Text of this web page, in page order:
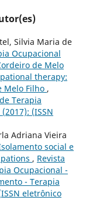
Silvia Maria de
Ocupacional
de Melo
therapy:
Melo Filho ,
Terapia
(ISSN
Adriana Vieira
social e
, Revista
Ocupacional -
- Terapia
eletrônico